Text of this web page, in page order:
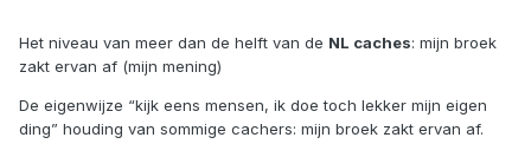
Het niveau van meer dan de helft van de NL caches: mijn broek
zakt ervan af (mijn mening)
De eigenwijze “kijk eens mensen, ik doe toch lekker mijn eigen
ding” houding van sommige cachers: mijn broek zakt ervan af.